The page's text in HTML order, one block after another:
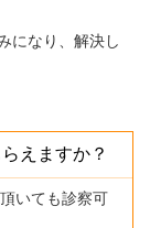
になり、解決し
えますか？
いても診察可